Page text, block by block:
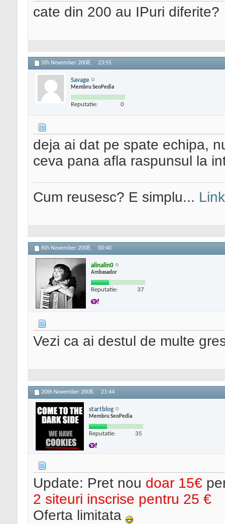
cate din 200 au IPuri diferite?
5th November 2008, 23:55
Savage
Membru SeoPedia
Reputatie: 0
deja ai dat pe spate echipa,
ceva pana afla raspunsul la
Cum reusesc? E simplu... Link
6th November 2008, 00:40
alinalin0
Ambasador
Reputatie: 37
Vezi ca ai destul de multe
20th November 2008, 21:44
startblog
Membru SeoPedia
Reputatie: 35
Update: Pret nou doar 15€
2 siteuri inscrise pentru 25 €
Oferta limitata